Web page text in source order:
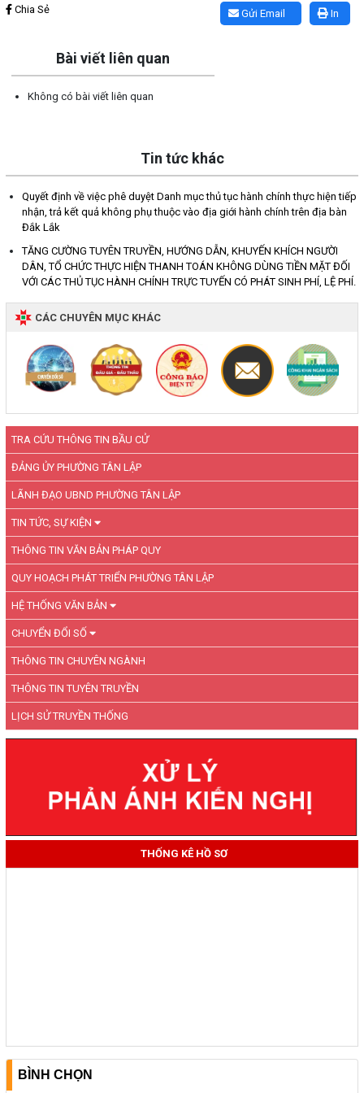
TRA CỨU THÔNG TIN BẦU CỬ
ĐẢNG ỦY PHƯỜNG TÂN LẬP
LÃNH ĐẠO UBND PHƯỜNG TÂN LẬP
TIN TỨC, SỰ KIỆN
THÔNG TIN VĂN BẢN PHÁP QUY
QUY HOẠCH PHÁT TRIỂN PHƯỜNG TÂN LẬP
HỆ THỐNG VĂN BẢN
CHUYỂN ĐỔI SỐ
THÔNG TIN CHUYÊN NGÀNH
THÔNG TIN TUYÊN TRUYỀN
LỊCH SỬ TRUYỀN THỐNG
THỐNG KÊ HỒ SƠ
BÌNH CHỌN
In
Gửi Email
Chia Sẻ
Bài viết liên quan
Không có bài viết liên quan
Tin tức khác
Quyết định về việc phê duyệt Danh mục thủ tục hành chính thực hiện tiếp
nhận, trả kết quả không phụ thuộc vào địa giới hành chính trên địa bàn
Đắk Lắk
TĂNG CƯỜNG TUYÊN TRUYỀN, HƯỚNG DẪN, KHUYẾN KHÍCH NGƯỜI
DÂN, TỔ CHỨC THỰC HIỆN THANH TOÁN KHÔNG DÙNG TIỀN MẶT ĐỐI
VỚI CÁC THỦ TỤC HÀNH CHÍNH TRỰC TUYẾN CÓ PHÁT SINH PHÍ, LỆ PHÍ.
CÁC CHUYÊN MỤC KHÁC